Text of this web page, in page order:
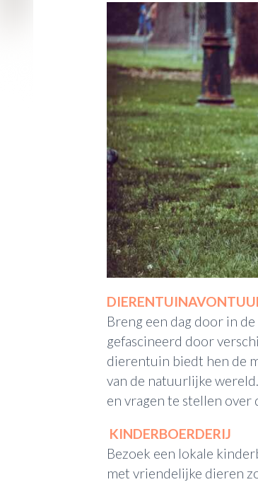
Breng een dag door in
gefascineerd door
dierentuin biedt hen de
van de natuurlijke
en vragen te stellen over
KINDERBOERDERIJ
Bezoek een lokale
met vriendelijke dieren